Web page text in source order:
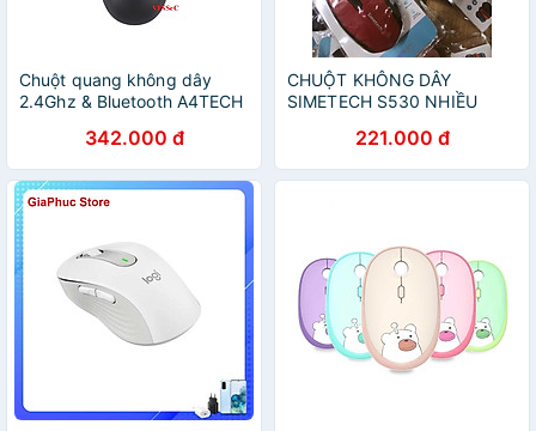
Chuột quang không dây
2.4Ghz & Bluetooth A4TECH
342.000 đ
CHUỘT KHÔNG DÂY
SIMETECH S530 NHIỀU
221.000 đ